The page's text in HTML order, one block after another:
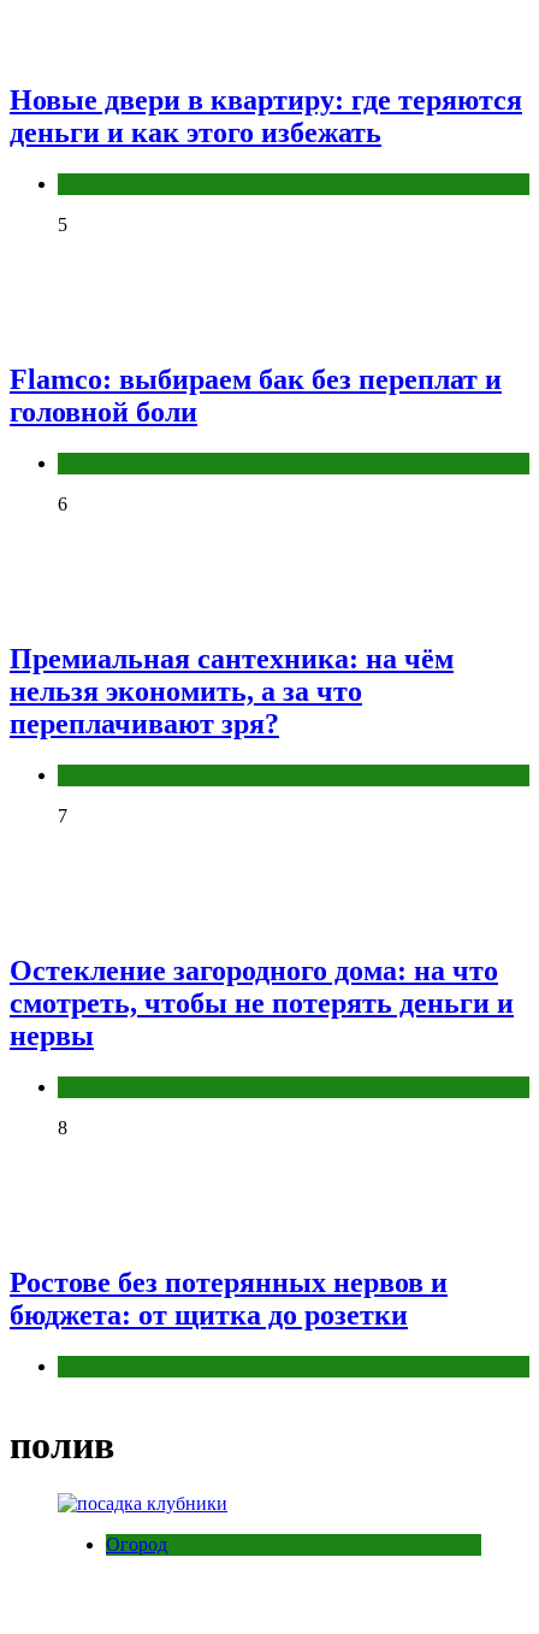
Новые двери в квартиру: где теряются
деньги и как этого избежать
5
Flamco: выбираем бак без переплат и
головной боли
6
Премиальная сантехника: на чём
нельзя экономить, а за что
переплачивают зря?
7
Остекление загородного дома: на что
смотреть, чтобы не потерять деньги и
нервы
8
Ростове без потерянных нервов и
бюджета: от щитка до розетки
полив
Огород